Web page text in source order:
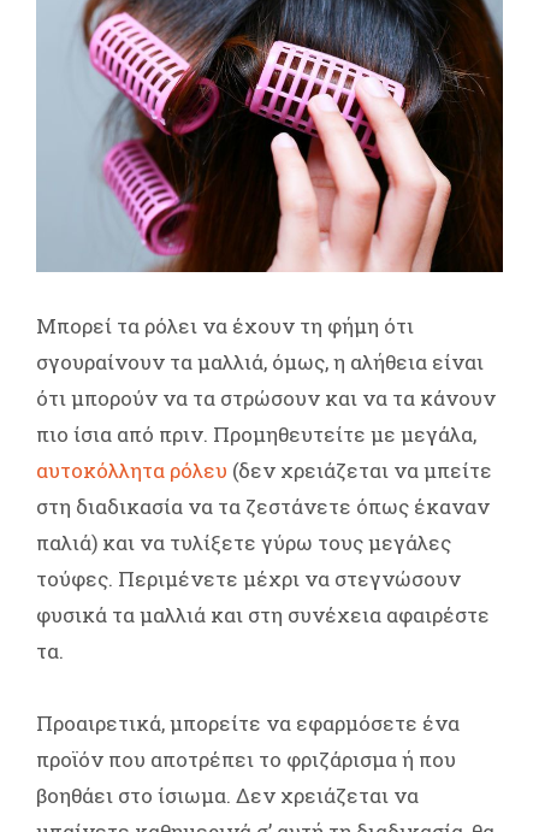
Μπορεί τα ρόλει να έχουν τη φήμη ότι
σγουραίνουν τα μαλλιά, όμως, η αλήθεια είναι
ότι μπορούν να τα στρώσουν και να τα κάνουν
πιο ίσια από πριν. Προμηθευτείτε με μεγάλα,
αυτοκόλλητα ρόλευ (δεν χρειάζεται να μπείτε
στη διαδικασία να τα ζεστάνετε όπως έκαναν
παλιά) και να τυλίξετε γύρω τους μεγάλες
τούφες. Περιμένετε μέχρι να στεγνώσουν
φυσικά τα μαλλιά και στη συνέχεια αφαιρέστε
τα.
Προαιρετικά, μπορείτε να εφαρμόσετε ένα
προϊόν που αποτρέπει το φριζάρισμα ή που
βοηθάει στο ίσιωμα. Δεν χρειάζεται να